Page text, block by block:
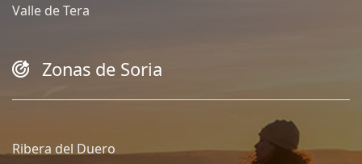
Valle de Tera
Zonas de Soria
Ribera del Duero